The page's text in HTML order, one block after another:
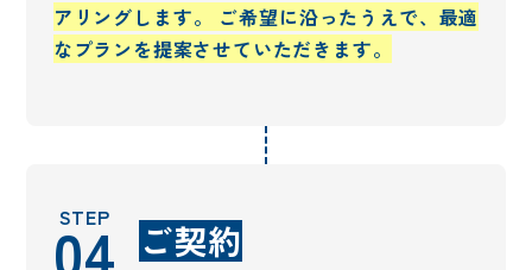
アリングします。 ご希望に沿ったうえで、最適
なプランを提案させていただきます。
STEP
04 ご契約